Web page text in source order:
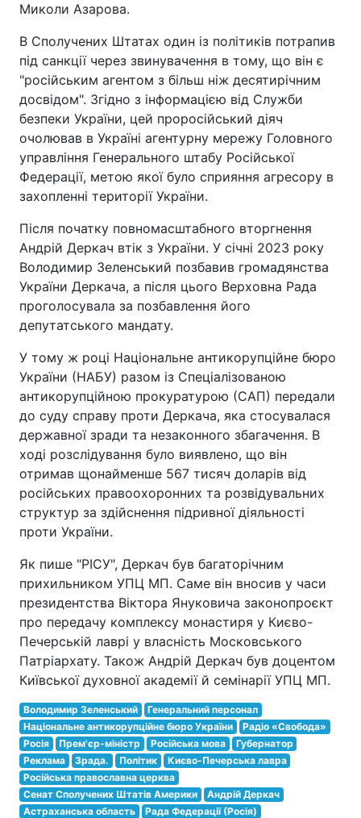
Миколи Азарова.
В Сполучених Штатах один із політиків потрапив
під санкції через звинувачення в тому, що він є
"російським агентом з більш ніж десятирічним
досвідом". Згідно з інформацією від Служби
безпеки України, цей проросійський діяч
очолював в Україні агентурну мережу Головного
управління Генерального штабу Російської
Федерації, метою якої було сприяння агресору в
захопленні території України.
Після початку повномасштабного вторгнення
Андрій Деркач втік з України. У січні 2023 року
Володимир Зеленський позбавив громадянства
України Деркача, а після цього Верховна Рада
проголосувала за позбавлення його
депутатського мандату.
У тому ж році Національне антикорупційне бюро
України (НАБУ) разом із Спеціалізованою
антикорупційною прокуратурою (САП) передали
до суду справу проти Деркача, яка стосувалася
державної зради та незаконного збагачення. В
ході розслідування було виявлено, що він
отримав щонайменше 567 тисяч доларів від
російських правоохоронних та розвідувальних
структур за здійснення підривної діяльності
проти України.
Як пише "РІСУ", Деркач був багаторічним
прихильником УПЦ МП. Саме він вносив у часи
президентства Віктора Януковича законопроєкт
про передачу комплексу монастиря у Києво-
Печерській лаврі у власність Московського
Патріархату. Також Андрій Деркач був доцентом
Київської духовної академії й семінарії УПЦ МП.
Володимир Зеленський
Генеральний персонал
Національне антикорупційне бюро України
Радіо «Свобода»
Росія
Прем'єр-міністр Російська мова
Губернатор
Реклама
Зрада. Політик
Києво-Печерська лавра
Російська православна церква
Сенат Сполучених Штатів Америки
Андрій Деркач
Астраханська область
Рада Федерації (Росія)